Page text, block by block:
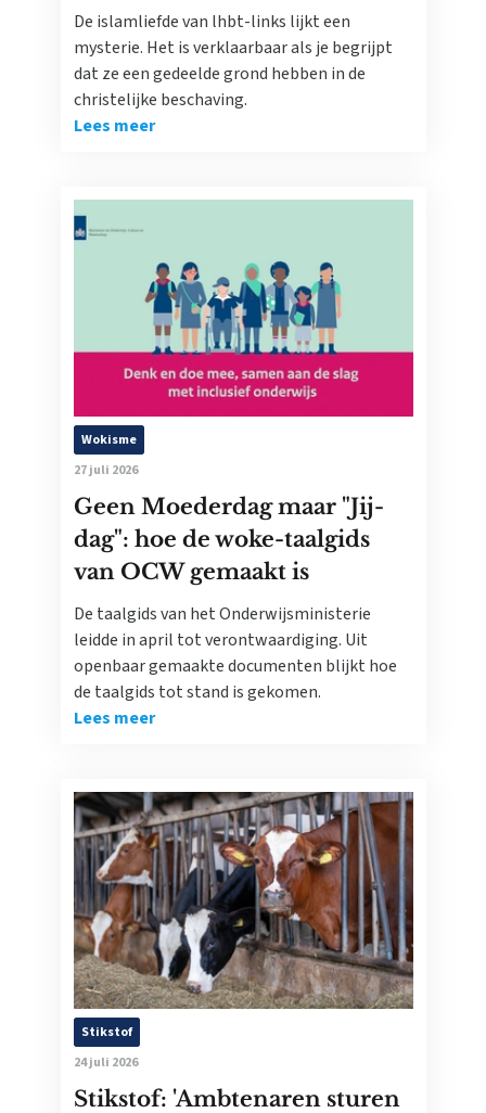
De islamliefde van lhbt-links lijkt een
mysterie. Het is verklaarbaar als je begrijpt
dat ze een gedeelde grond hebben in de
christelijke beschaving.
Lees meer
Wokisme
27 juli 2026
Geen Moederdag maar "Jij-
dag": hoe de woke-taalgids
van OCW gemaakt is
De taalgids van het Onderwijsministerie
leidde in april tot verontwaardiging. Uit
openbaar gemaakte documenten blijkt hoe
de taalgids tot stand is gekomen.
Lees meer
Stikstof
24 juli 2026
Stikstof: 'Ambtenaren sturen